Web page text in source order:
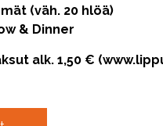
(väh. 20 hlöä)
& Dinner
alk. 1,50 €